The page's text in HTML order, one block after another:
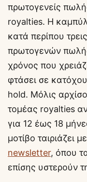
πρωτογενείς
royalties. Η
κατά περίπου
πρωτογενών
χρόνος που
φτάσει σε
hold. Μόλις
τομέας royalties
για 12 έως 18
μοτίβο ταιριάζει
newsletter, όπου
επίσης υστερούν